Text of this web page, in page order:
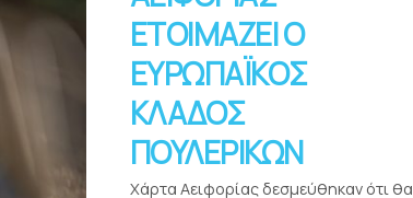
ΕΤΟΙΜΑΖΕΙ Ο
ΕΥΡΩΠΑΪΚΟΣ
ΚΛΑΔΟΣ
ΠΟΥΛΕΡΙΚΩΝ
Χάρτα Αειφορίας δεσμεύθηκαν ότι θα